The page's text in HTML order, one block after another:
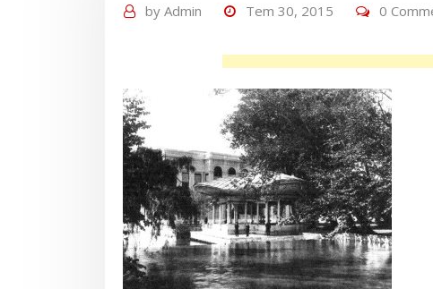
by Admin Tem 30, 2015 0